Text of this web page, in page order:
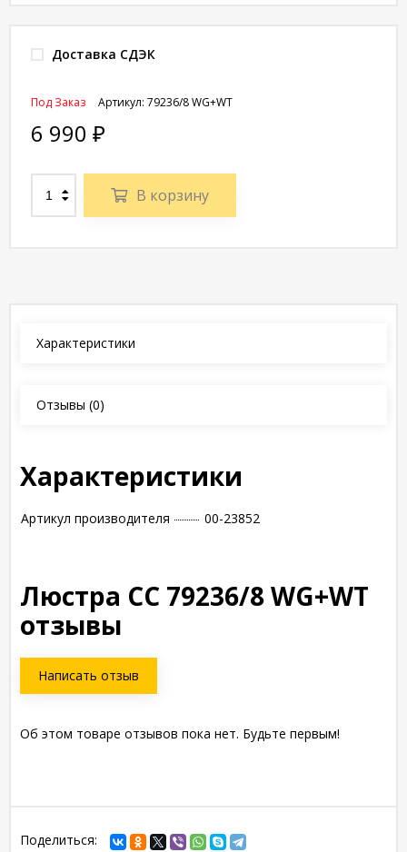
Доставка СДЭК
Артикул: 79236/8 WG+WT
Под Заказ
6 990 ₽
В корзину
Характеристики
Отзывы (0)
Характеристики
Артикул производителя 00-23852
Люстра СС 79236/8 WG+WT
отзывы
Написать отзыв
Об этом товаре отзывов пока нет. Будьте первым!
Поделиться: